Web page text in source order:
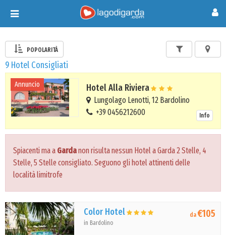
Toggle
navigation
POPOLARITÀ
9 Hotel Consigliati
Annuncio Hotel Alla Riviera
Lungolago Lenotti, 12 Bardolino
+39 0456212600
Info
Spiacenti ma a Gardanon risulta nessun Hotel a Garda 2 Stelle, 4
Stelle, 5 Stelle consigliato. Seguono gli hotel attinenti delle
località limitrofe
Color Hotel
in Bardolino
da€105